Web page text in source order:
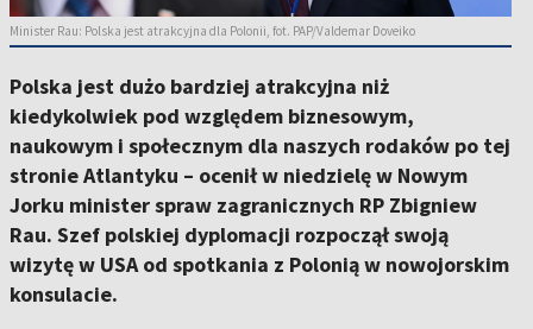
Minister Rau: Polska jest atrakcyjna dla Polonii, fot. PAP/Valdemar Doveiko
Polska jest dużo bardziej atrakcyjna niż
kiedykolwiek pod względem biznesowym,
naukowym i społecznym dla naszych rodaków po tej
stronie Atlantyku – ocenił w niedzielę w Nowym
Jorku minister spraw zagranicznych RP Zbigniew
Rau. Szef polskiej dyplomacji rozpoczął swoją
wizytę w USA od spotkania z Polonią w nowojorskim
konsulacie.